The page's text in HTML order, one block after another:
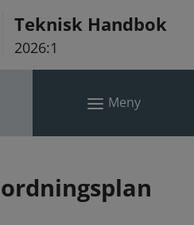
Teknisk Handbok
2026:1
Meny